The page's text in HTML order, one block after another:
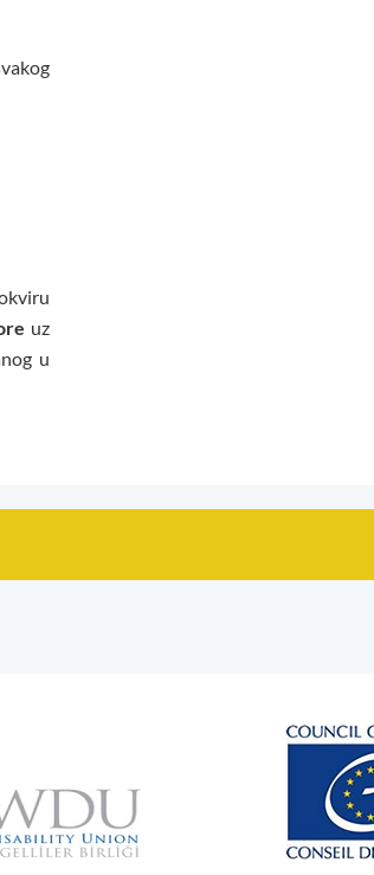
uz
u